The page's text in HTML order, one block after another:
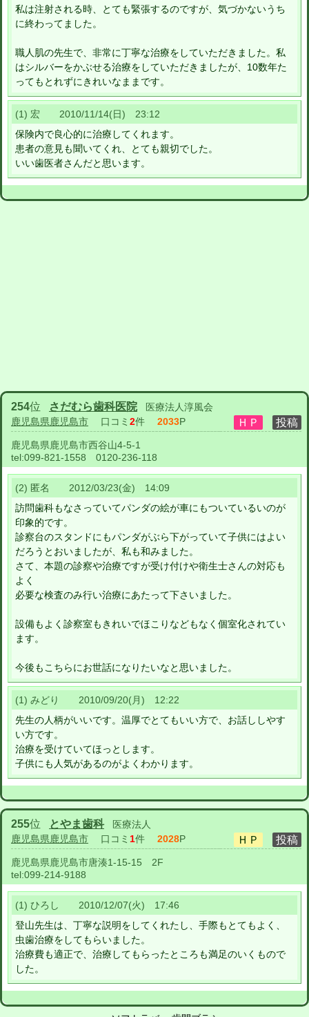
私は注射される時、とても緊張するのですが、気づかないうち
に終わってました。
職人肌の先生で、非常に丁寧な治療をしていただきました。私
はシルバーをかぶせる治療をしていただきましたが、10数年た
ってもとれずにきれいなままです。
(1) 宏 2010/11/14(日) 23:12
保険内で良心的に治療してくれます。
患者の意見も聞いてくれ、とても親切でした。
いい歯医者さんだと思います。
254位 さだむら歯科医院
医療法人淳風会
鹿児島県鹿児島市 口コミ 2件 2033P
鹿児島県鹿児島市西谷山4-5-1
tel:099-821-1558 0120-236-118
(2) 匿名 2012/03/23(金) 14:09
訪問歯科もなさっていてパンダの絵が車にもついているいのが
印象的です。
診察台のスタンドにもパンダがぶら下がっていて子供にはよい
だろうとおいましたが、私も和みました。
さて、本題の診察や治療ですが受け付けや衛生士さんの対応も
よく
必要な検査のみ行い治療にあたって下さいました。
設備もよく診察室もきれいでほこりなどもなく個室化されてい
ます。
今後もこちらにお世話になりたいなと思いました。
(1) みどり 2010/09/20(月) 12:22
先生の人柄がいいです。温厚でとてもいい方で、お話ししやす
い方です。
治療を受けていてほっとします。
子供にも人気があるのがよくわかります。
255位 とやま歯科
医療法人
鹿児島県鹿児島市 口コミ 1件 2028P
鹿児島県鹿児島市唐湊1-15-15 2F
tel:099-214-9188
(1) ひろし 2010/12/07(火) 17:46
登山先生は、丁寧な説明をしてくれたし、手際もとてもよく、
虫歯治療をしてもらいました。
治療費も適正で、治療してもらったところも満足のいくもので
した。